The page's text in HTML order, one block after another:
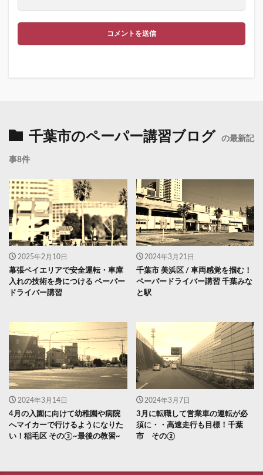
千葉市のペーパー講習ブログ の最新記
事8件
2025年2月10日
幕張ベイエリアで安全運転・車庫
入れの技術を身につける ペーパー
ドライバー講習
2024年3月21日
千葉市 美浜区 / 車両感覚を掴む！
ペーパードライバー講習 千葉みな
と駅
2024年3月14日
4月の入園に向けて幼稚園や病院
へマイカーで行けるようになりた
い！稲毛区 その③~最後の教習~
2024年3月7日
3月に転職して営業車の運転が必
須に・・高速走行も目標！千葉
市 その②